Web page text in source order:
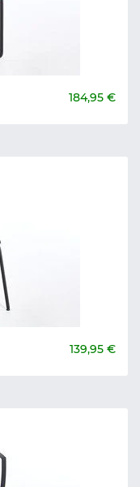
184,95 €
139,95 €